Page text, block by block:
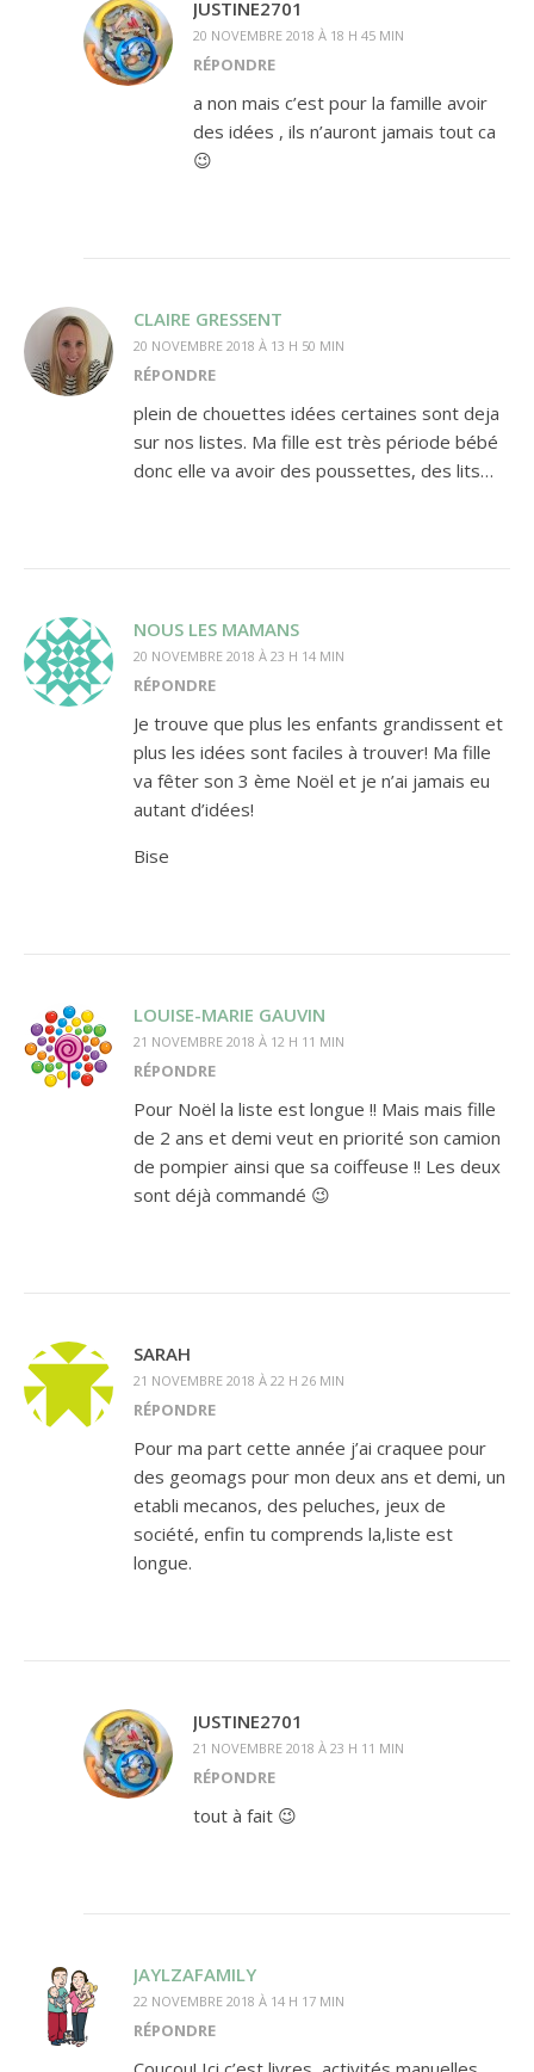
JUSTINE2701
20 NOVEMBRE 2018 À 18 H 45 MIN
RÉPONDRE
a non mais c’est pour la famille avoir
des idées , ils n’auront jamais tout ca
😉
CLAIRE GRESSENT
20 NOVEMBRE 2018 À 13 H 50 MIN
RÉPONDRE
plein de chouettes idées certaines sont deja
sur nos listes. Ma fille est très période bébé
donc elle va avoir des poussettes, des lits…
NOUS LES MAMANS
20 NOVEMBRE 2018 À 23 H 14 MIN
RÉPONDRE
Je trouve que plus les enfants grandissent et
plus les idées sont faciles à trouver! Ma fille
va fêter son 3 ème Noël et je n’ai jamais eu
autant d’idées!
Bise
LOUISE-MARIE GAUVIN
21 NOVEMBRE 2018 À 12 H 11 MIN
RÉPONDRE
Pour Noël la liste est longue !! Mais mais fille
de 2 ans et demi veut en priorité son camion
de pompier ainsi que sa coiffeuse !! Les deux
sont déjà commandé 😉
SARAH
21 NOVEMBRE 2018 À 22 H 26 MIN
RÉPONDRE
Pour ma part cette année j’ai craquee pour
des geomags pour mon deux ans et demi, un
etabli mecanos, des peluches, jeux de
société, enfin tu comprends la,liste est
longue.
JUSTINE2701
21 NOVEMBRE 2018 À 23 H 11 MIN
RÉPONDRE
tout à fait 😉
JAYLZAFAMILY
22 NOVEMBRE 2018 À 14 H 17 MIN
RÉPONDRE